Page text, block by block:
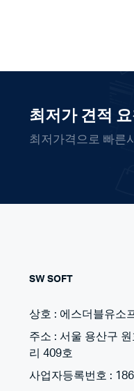
최저가 견적 요
최저가격으로 빠른
SW SOFT
상호 : 에스더블유소
주소 : 서울 용산구
리 409호
사업자등록번호 :